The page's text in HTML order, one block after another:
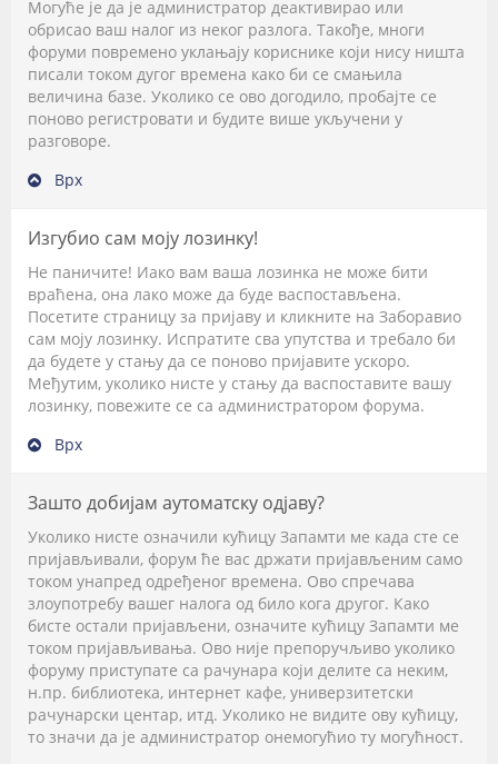
Могуће је да је администратор деактивирао или
обрисао ваш налог из неког разлога. Такође, многи
форуми повремено уклањају кориснике који нису ништа
писали током дугог времена како би се смањила
величина базе. Уколико се ово догодило, пробајте се
поново регистровати и будите више укључени у
разговоре.
Врх
Изгубио сам моју лозинку!
Не паничите! Иако вам ваша лозинка не може бити
враћена, она лако може да буде васпостављена.
Посетите страницу за пријаву и кликните на Заборавио
сам моју лозинку. Испратите сва упутства и требало би
да будете у стању да се поново пријавите ускоро.
Међутим, уколико нисте у стању да васпоставите вашу
лозинку, повежите се са администратором форума.
Врх
Зашто добијам аутоматску одјаву?
Уколико нисте означили кућицу Запамти ме када сте се
пријављивали, форум ће вас држати пријављеним само
током унапред одређеног времена. Ово спречава
злоупотребу вашег налога од било кога другог. Како
бисте остали пријављени, означите кућицу Запамти ме
током пријављивања. Ово није препоручљиво уколико
форуму приступате са рачунара који делите са неким,
н.пр. библиотека, интернет кафе, универзитетски
рачунарски центар, итд. Уколико не видите ову кућицу,
то значи да је администратор онемогућио ту могућност.